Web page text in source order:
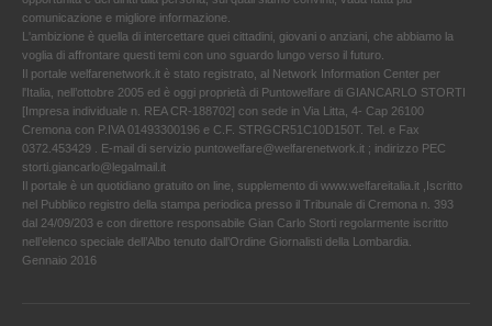
comunicazione e migliore informazione.
L'ambizione è quella di intercettare quei cittadini, giovani o anziani, che abbiamo la
voglia di affrontare questi temi con uno sguardo lungo verso il futuro.
Il portale welfarenetwork.it è stato registrato, al Network Information Center per
l'Italia, nell’ottobre 2005 ed è oggi proprietà di Puntowelfare di GIANCARLO STORTI
[Impresa individuale n. REA CR-188702] con sede in Via Litta, 4- Cap 26100
Cremona con P.IVA 01493300196 e C.F. STRGCR51C10D150T. Tel. e Fax
0372.453429 . E-mail di servizio puntowelfare@welfarenetwork.it ; indirizzo PEC
storti.giancarlo@legalmail.it
Il portale è un quotidiano gratuito on line, supplemento di www.welfareitalia.it ,Iscritto
nel Pubblico registro della stampa periodica presso il Tribunale di Cremona n. 393
dal 24/09/203 e con direttore responsabile Gian Carlo Storti regolarmente iscritto
nell’elenco speciale dell’Albo tenuto dall’Ordine Giornalisti della Lombardia.
Gennaio 2016